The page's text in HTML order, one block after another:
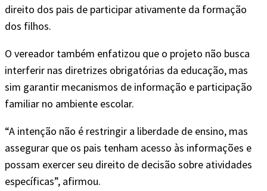
direito dos pais de participar ativamente da formação
dos filhos.
O vereador também enfatizou que o projeto não busca
interferir nas diretrizes obrigatórias da educação, mas
sim garantir mecanismos de informação e participação
familiar no ambiente escolar.
“A intenção não é restringir a liberdade de ensino, mas
assegurar que os pais tenham acesso às informações e
possam exercer seu direito de decisão sobre atividades
específicas”, afirmou.